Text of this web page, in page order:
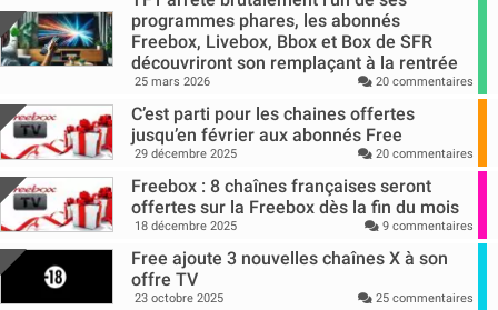
programmes phares, les abonnés
Freebox, Livebox, Bbox et Box de SFR
découvriront son remplaçant à la rentrée
25 mars 2026 20 commentaires
C’est parti pour les chaines offertes
jusqu’en février aux abonnés Free
29 décembre 2025 20 commentaires
Freebox : 8 chaînes françaises seront
offertes sur la Freebox dès la fin du mois
18 décembre 2025 9 commentaires
Free ajoute 3 nouvelles chaînes X à son
offre TV
23 octobre 2025 25 commentaires